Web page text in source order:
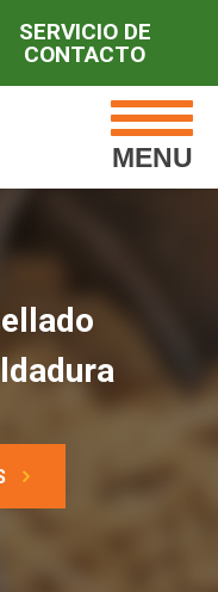
SERVICIO DE
CONTACTO
MENU